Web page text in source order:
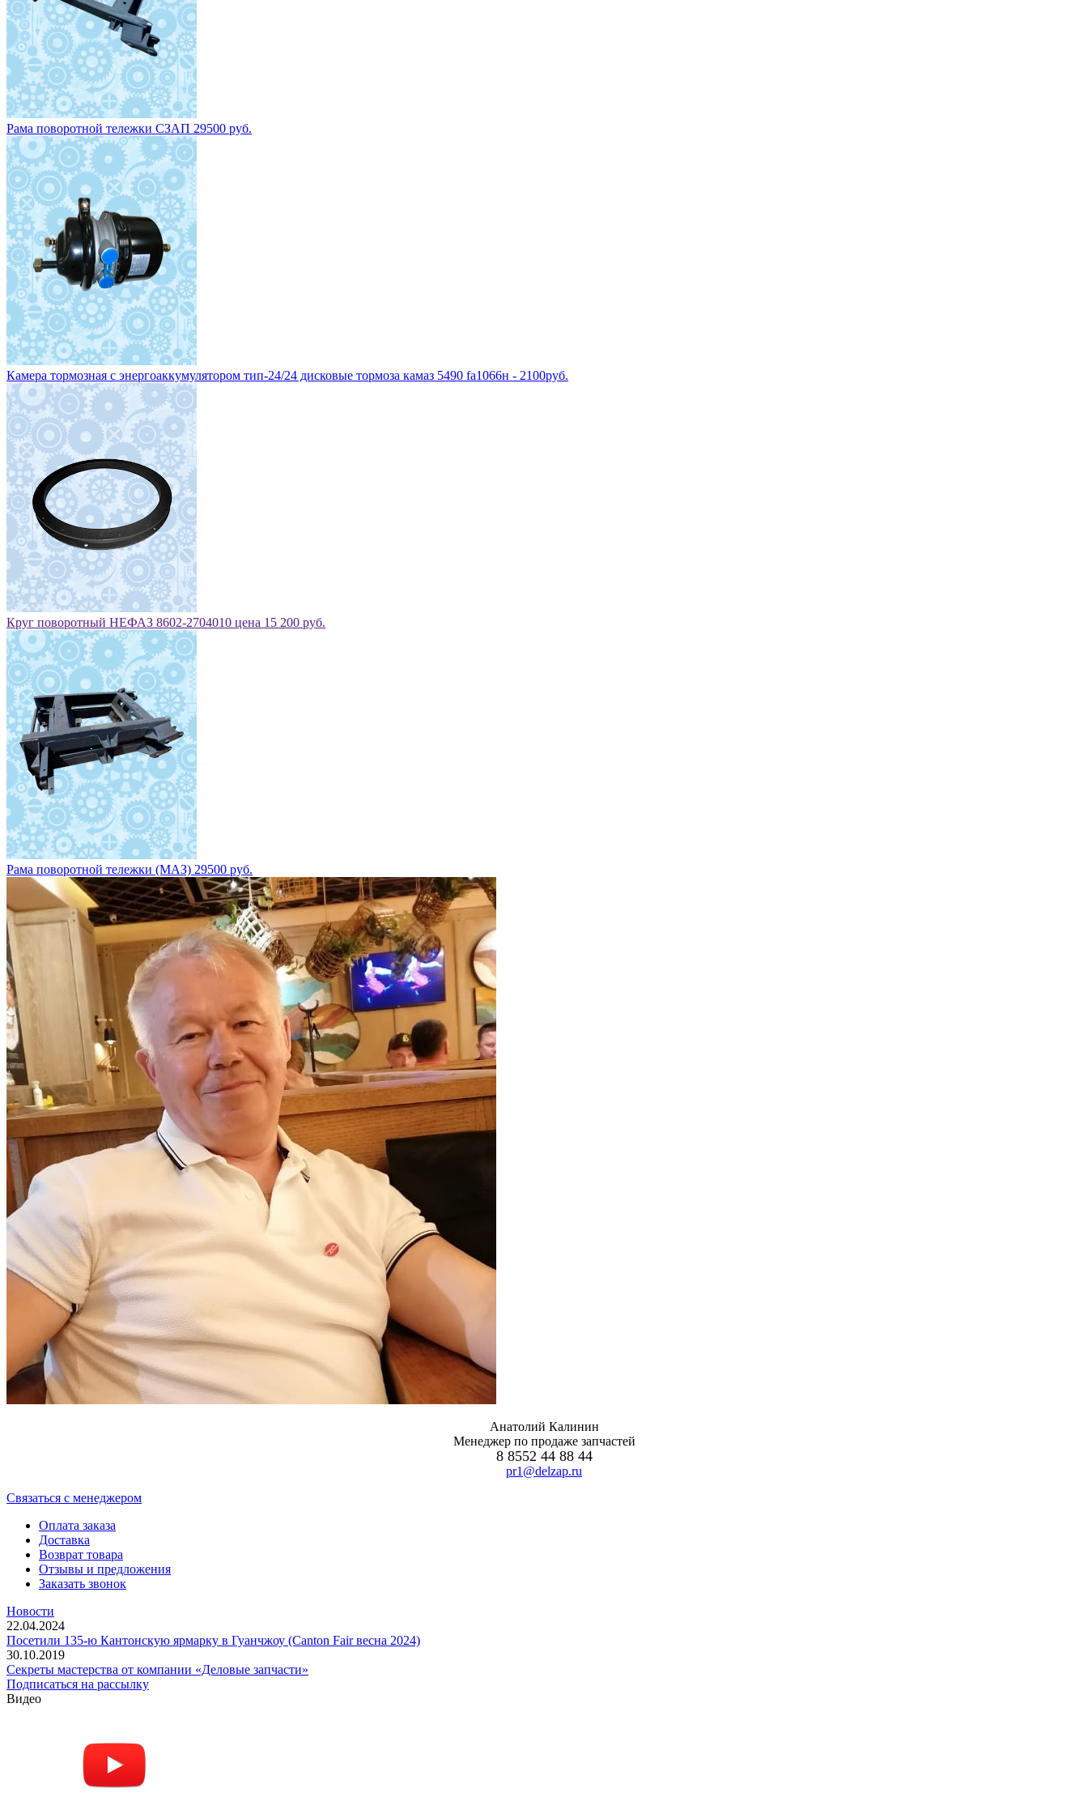
Рама поворотной тележки СЗАП 29500 руб.
Камера тормозная с энергоаккумулятором тип-24/24 дисковые тормоза камаз 5490 fa1066н - 2100руб.
Круг поворотный НЕФАЗ 8602-2704010 цена 15 200 руб.
Рама поворотной тележки (МАЗ) 29500 руб.
Анатолий Калинин
Менеджер по продаже запчастей
8 8552 44 88 44
pr1@delzap.ru
Cвязаться с менеджером
Оплата заказа
Доставка
Возврат товара
Отзывы и предложения
Заказать звонок
Новости
22.04.2024
Посетили 135-ю Кантонскую ярмарку в Гуанчжоу (Canton Fair весна 2024)
30.10.2019
Секреты мастерства от компании «Деловые запчасти»
Подписаться на рассылку
Видео